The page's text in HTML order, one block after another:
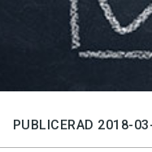
Läs
Press
PUBLICERAD 2018-